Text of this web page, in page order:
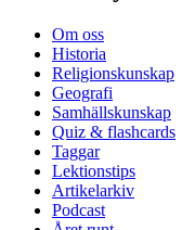
Om oss
Historia
Religionskunskap
Geografi
Samhällskunskap
Quiz & flashcards
Taggar
Lektionstips
Artikelarkiv
Podcast